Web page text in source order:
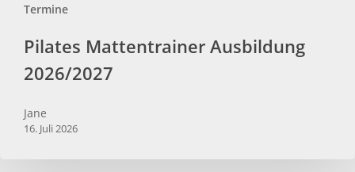
Termine
Pilates Mattentrainer Ausbildung
2026/2027
Jane
16. Juli 2026